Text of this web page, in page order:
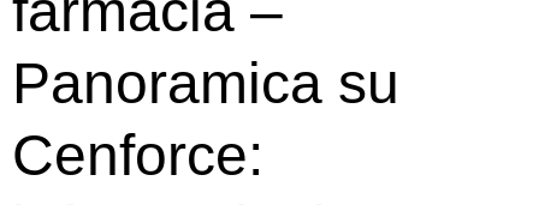
Panoramica su
Cenforce: